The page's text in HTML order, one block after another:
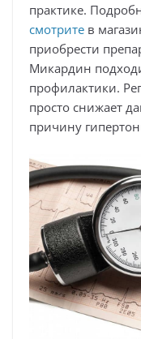
практике.
смотрите в
приобрести
Микардин
профилактики.
просто снижает
причину